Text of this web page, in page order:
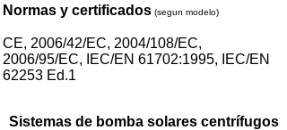
Sistemas de bomba solares centrífugos
CE, 2006/42/EC, 2004/108/EC,
2006/95/EC, IEC/EN 61702:1995, IEC/EN
62253 Ed.1
Normas y certificados (segun modelo)